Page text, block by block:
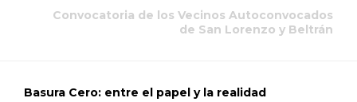
Convocatoria de los Vecinos Autoconvocados
de San Lorenzo y Beltrán
Basura Cero: entre el papel y la realidad